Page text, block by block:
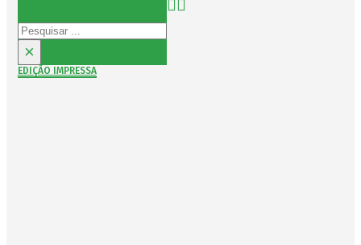
Pesquisar
×
EDIÇÃO IMPRESSA